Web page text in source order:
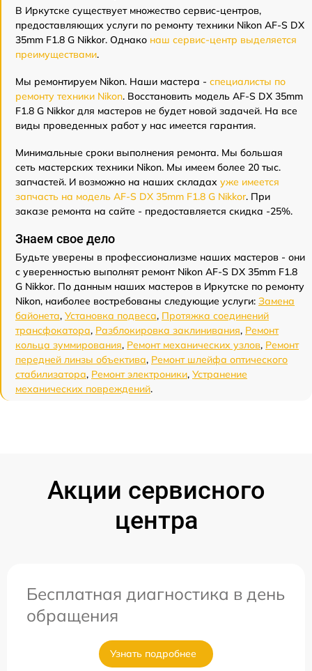
В Иркутске существует множество сервис-центров,
предоставляющих услуги по ремонту техники Nikon AF-S DX
35mm F1.8 G Nikkor. Однако наш сервис-центр выделяется
преимуществами.
Мы ремонтируем Nikon. Наши мастера - специалисты по
ремонту техники Nikon. Восстановить модель AF-S DX 35mm
F1.8 G Nikkor для мастеров не будет новой задачей. На все
виды проведенных работ у нас имеется гарантия.
Минимальные сроки выполнения ремонта. Мы большая
сеть мастерских техники Nikon. Мы имеем более 20 тыс.
запчастей. И возможно на наших складах уже имеется
запчасть на модель AF-S DX 35mm F1.8 G Nikkor. При
заказе ремонта на сайте - предоставляется скидка -25%.
Знаем свое дело
Будьте уверены в профессионализме наших мастеров - они
с уверенностью выполнят ремонт Nikon AF-S DX 35mm F1.8
G Nikkor. По данным наших мастеров в Иркутске по ремонту
Nikon, наиболее востребованы следующие услуги: Замена
байонета, Установка подвеса, Протяжка соединений
трансфокатора, Разблокировка заклинивания, Ремонт
кольца зуммирования, Ремонт механических узлов, Ремонт
передней линзы объектива, Ремонт шлейфа оптического
стабилизатора, Ремонт электроники, Устранение
механических повреждений.
Акции сервисного
центра
Бесплатная диагностика в день
обращения
Узнать подробнее